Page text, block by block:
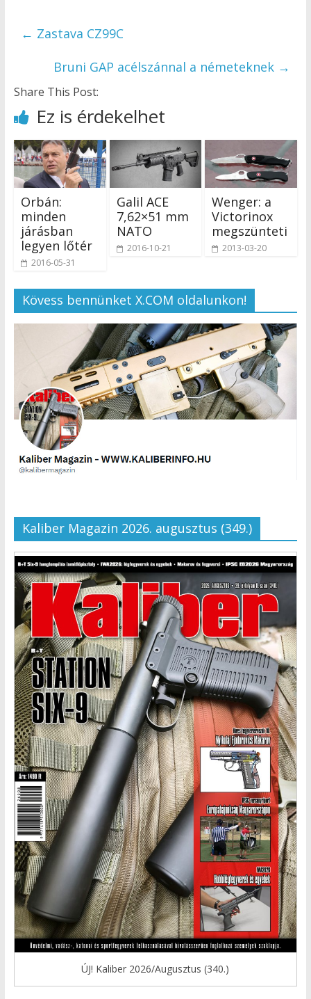
← Zastava CZ99C
Bruni GAP acélszánnal a németeknek →
Share This Post:
Ez is érdekelhet
Orbán:
minden
járásban
legyen lőtér
2016-05-31
Galil ACE
7,62×51 mm
NATO
2016-10-21
Wenger: a
Victorinox
megszünteti
2013-03-20
Kövess bennünket X.COM oldalunkon!
Kaliber Magazin 2026. augusztus (349.)
ÚJ! Kaliber 2026/Augusztus (340.)